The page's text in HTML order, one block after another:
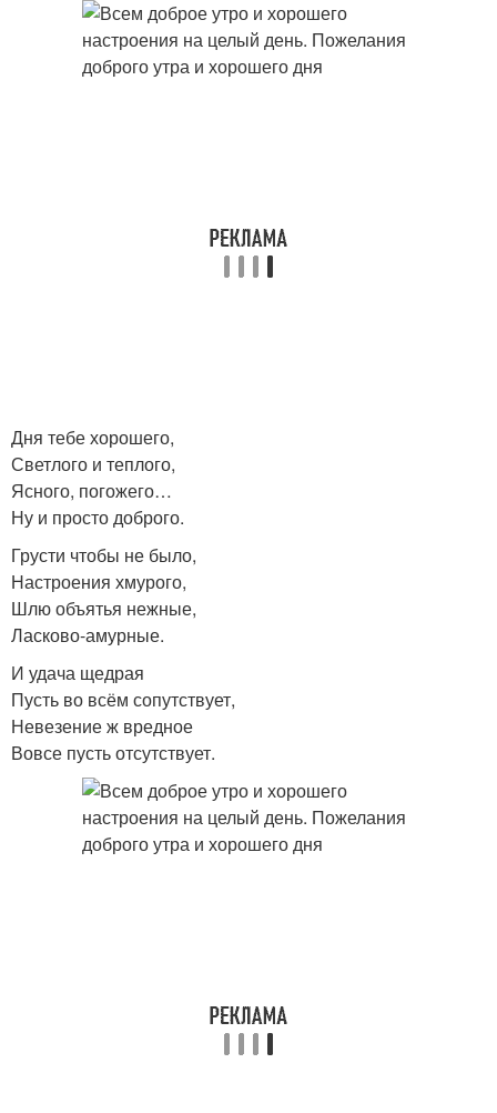
Дня тебе хорошего,
Светлого и теплого,
Ясного, погожего…
Ну и просто доброго.
Грусти чтобы не было,
Настроения хмурого,
Шлю объятья нежные,
Ласково-амурные.
И удача щедрая
Пусть во всём сопутствует,
Невезение ж вредное
Вовсе пусть отсутствует.